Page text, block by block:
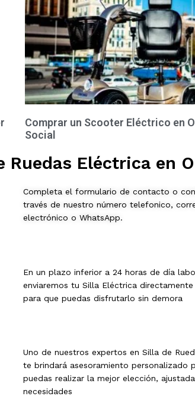
Comprar un Scooter Eléctrico en
Social
Ruedas Eléctrica en
Completa el formulario de contacto o
través de nuestro número telefonico,
electrónico o WhatsApp.
En un plazo inferior a 24 horas de día
enviaremos tu Silla Eléctrica
para que puedas disfrutarlo sin demora
Uno de nuestros expertos en Silla de
te brindará asesoramiento personalizado
puedas realizar la mejor elección,
necesidades